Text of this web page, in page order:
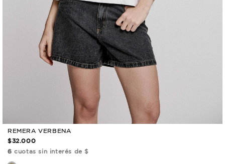
REMERA VERBENA
$32.000
6 cuotas sin interés de $